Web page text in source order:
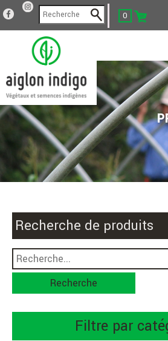
0
Recherche de produits
Recherche
Filtre par